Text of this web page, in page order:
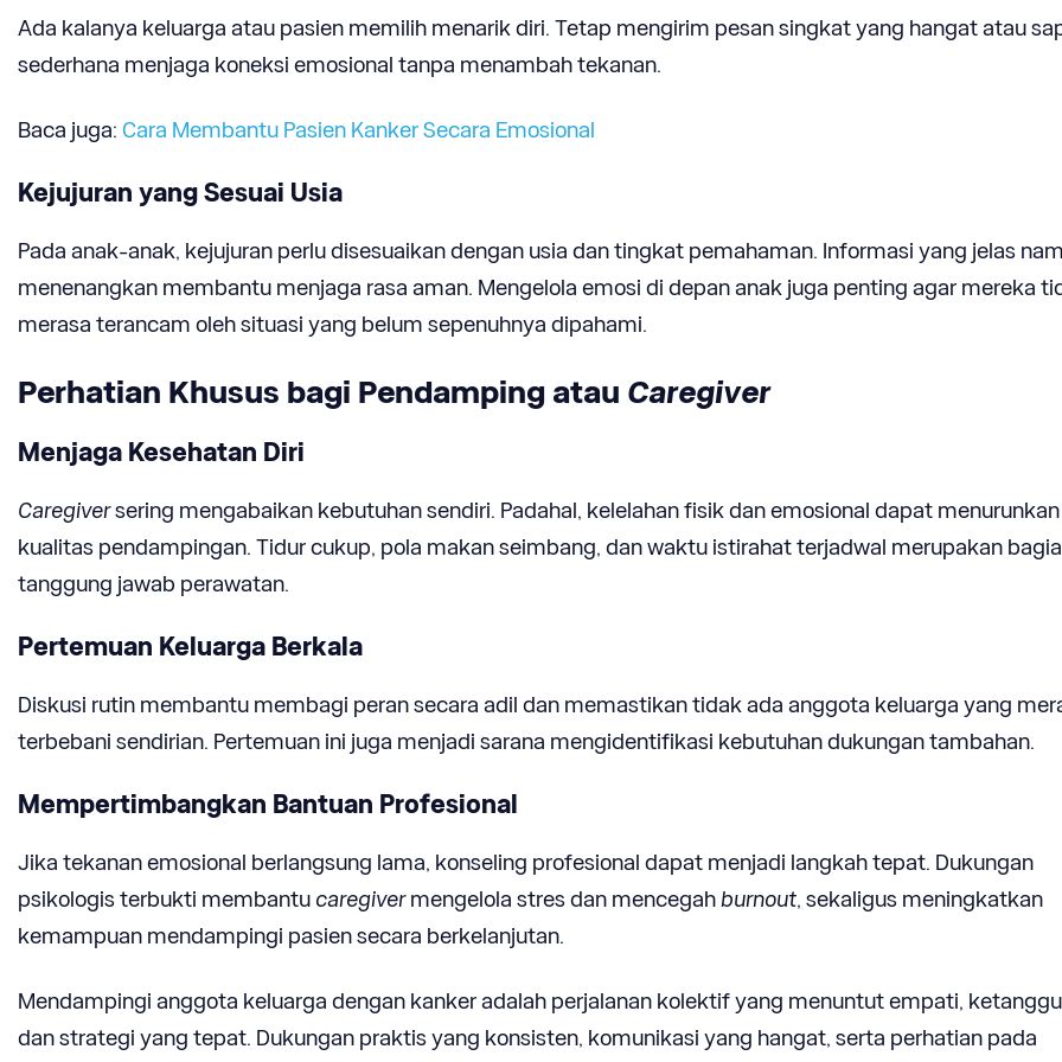
Ada kalanya keluarga atau pasien memilih menarik diri. Tetap mengirim pesan singkat yang hangat atau
sederhana menjaga koneksi emosional tanpa menambah tekanan.
Baca juga: Cara Membantu Pasien Kanker Secara Emosional
Kejujuran yang Sesuai Usia
Pada anak-anak, kejujuran perlu disesuaikan dengan usia dan tingkat pemahaman. Informasi yang jelas
menenangkan membantu menjaga rasa aman. Mengelola emosi di depan anak juga penting agar mereka
merasa terancam oleh situasi yang belum sepenuhnya dipahami.
Perhatian Khusus bagi Pendamping atau Caregiver
Menjaga Kesehatan Diri
Caregiversering mengabaikan kebutuhan sendiri. Padahal, kelelahan fisik dan emosional dapat menurunkan
kualitas pendampingan. Tidur cukup, pola makan seimbang, dan waktu istirahat terjadwal merupakan
tanggung jawab perawatan.
Pertemuan Keluarga Berkala
Diskusi rutin membantu membagi peran secara adil dan memastikan tidak ada anggota keluarga yang
terbebani sendirian. Pertemuan ini juga menjadi sarana mengidentifikasi kebutuhan dukungan tambahan.
Mempertimbangkan Bantuan Profesional
Jika tekanan emosional berlangsung lama, konseling profesional dapat menjadi langkah tepat. Dukungan
psikologis terbukti membantu caregivermengelola stres dan mencegah burnout, sekaligus meningkatkan
kemampuan mendampingi pasien secara berkelanjutan.
Mendampingi anggota keluarga dengan kanker adalah perjalanan kolektif yang menuntut empati,
dan strategi yang tepat. Dukungan praktis yang konsisten, komunikasi yang hangat, serta perhatian pada